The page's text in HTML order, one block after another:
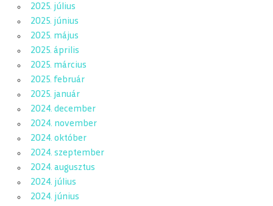
2025. július
2025. június
2025. május
2025. április
2025. március
2025. február
2025. január
2024. december
2024. november
2024. október
2024. szeptember
2024. augusztus
2024. július
2024. június